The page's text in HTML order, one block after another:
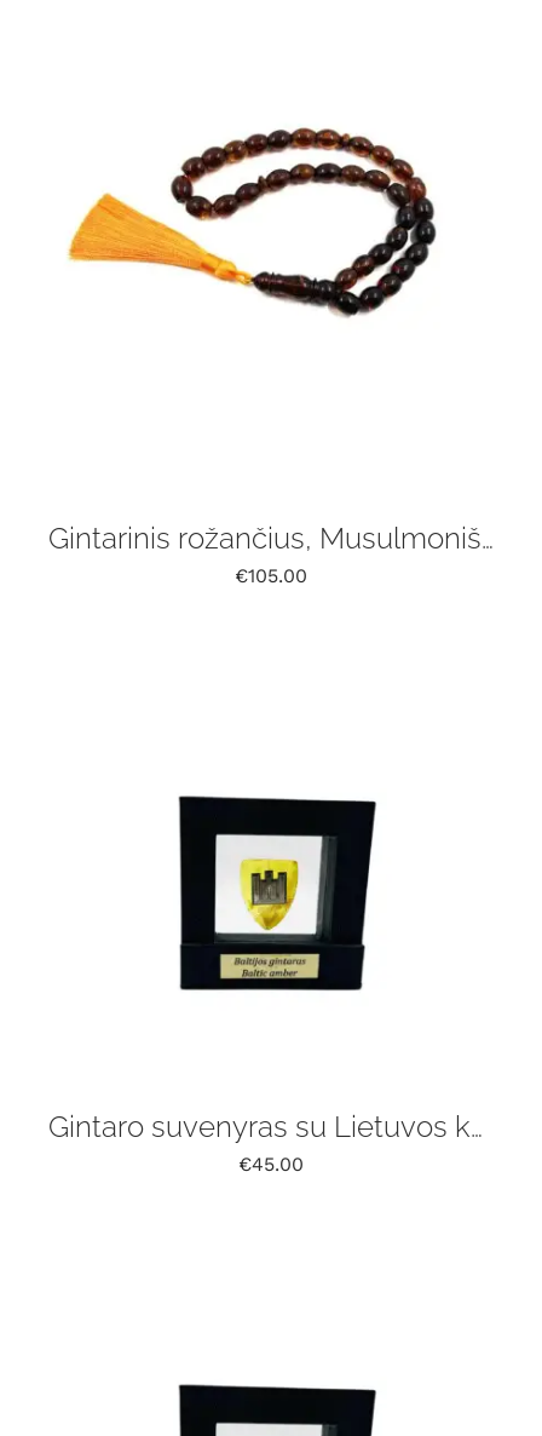
Gintarinis rožančius, Musulmoniškas rožinis 33 vnt, tasbih
€105.00
Gintaro suvenyras su Lietuvos kariuomenės ženklo rėmelyje
€45.00